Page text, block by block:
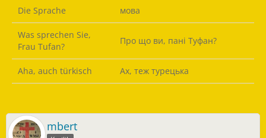
Die Sprache мова
Was sprechen Sie,
Frau Tufan?
Про що ви, пані Туфан?
Aha, auch türkisch Ах, теж турецька
mbert